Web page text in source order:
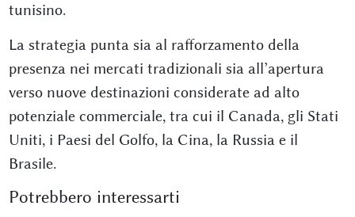
tunisino.
La strategia punta sia al rafforzamento della
presenza nei mercati tradizionali sia all’apertura
verso nuove destinazioni considerate ad alto
potenziale commerciale, tra cui il Canada, gli Stati
Uniti, i Paesi del Golfo, la Cina, la Russiae il
Brasile.
Potrebbero interessarti